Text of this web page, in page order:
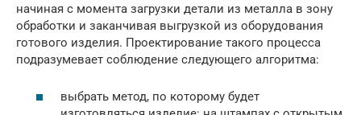
начиная с момента загрузки детали из металла в зону
обработки и заканчивая выгрузкой из оборудования
готового изделия. Проектирование такого процесса
подразумевает соблюдение следующего алгоритма:
выбрать метод, по которому будет